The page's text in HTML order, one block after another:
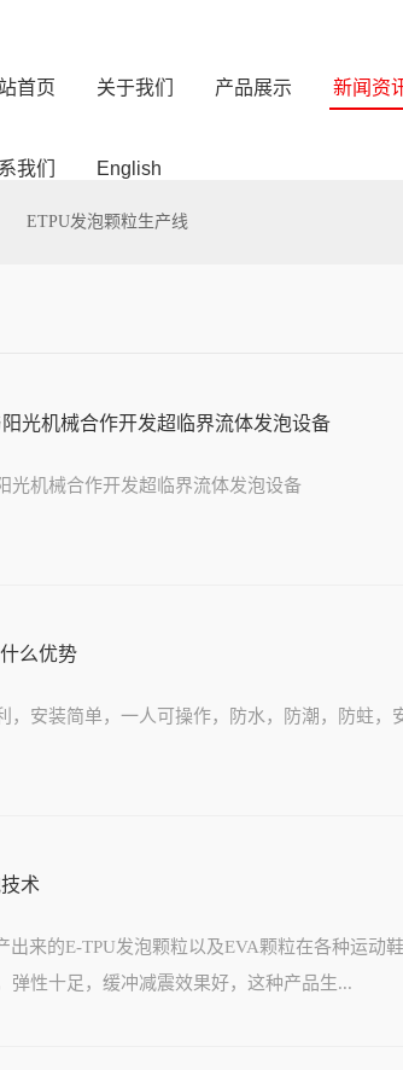
首页 关于我们 产品展示 新闻资
我们 English
ETPU发泡颗粒生产线
光机械合作开发超临界流体发泡设备
光机械合作开发超临界流体发泡设备
么优势
，安装简单，一人可操作，防水，防潮，防蛀
术
出来的E-TPU发泡颗粒以及EVA颗粒在各种运
弹性十足，缓冲减震效果好，这种产品生...